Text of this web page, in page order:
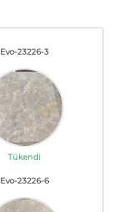
Evo-23226-3
Tükendi
Evo-23226-6